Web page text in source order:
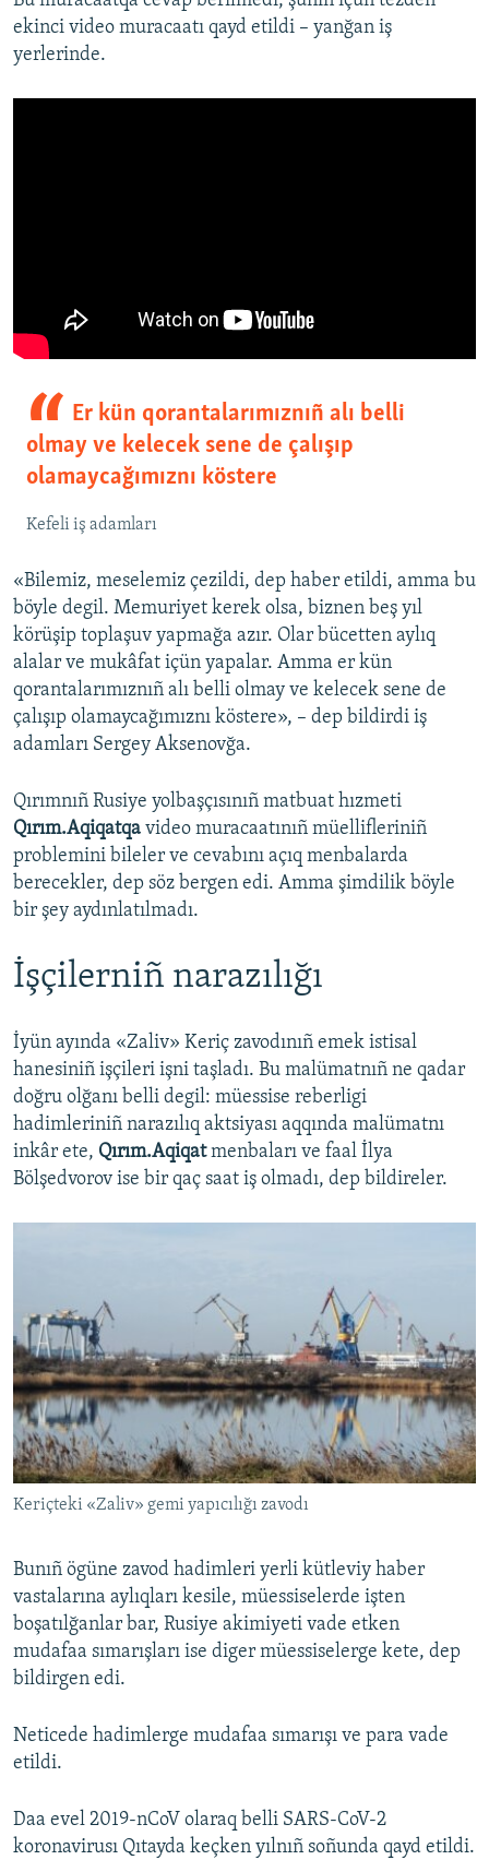
ekinci video muracaatı qayd etildi – yanğan iş
yerlerinde.
Er kün qorantalarımıznıñ alı belli
olmay ve kelecek sene de çalışıp
olamaycağımıznı köstere
Kefeli iş adamları
«Bilemiz, meselemiz çezildi, dep haber etildi, amma bu
böyle degil. Memuriyet kerek olsa, biznen beş yıl
körüşip toplaşuv yapmağa azır. Olar bücetten aylıq
alalar ve mukâfat içün yapalar. Amma er kün
qorantalarımıznıñ alı belli olmay ve kelecek sene de
çalışıp olamaycağımıznı köstere», – dep bildirdi iş
adamları Sergey Aksenovğa.
Qırımnıñ Rusiye yolbaşçısınıñ matbuat hızmeti
Qırım.Aqiqatqa video muracaatınıñ müellifleriniñ
problemini bileler ve cevabını açıq menbalarda
berecekler, dep söz bergen edi. Amma şimdilik böyle
bir şey aydınlatılmadı.
İşçilerniñ narazılığı
İyün ayında «Zaliv» Keriç zavodınıñ emek istisal
hanesiniñ işçileri işni taşladı. Bu malümatnıñ ne qadar
doğru olğanı belli degil: müessise reberligi
hadimleriniñ narazılıq aktsiyası aqqında malümatnı
inkâr ete, Qırım.Aqiqatmenbaları ve faal İlya
Bölşedvorov ise bir qaç saat iş olmadı, dep bildireler.
Keriçteki «Zaliv» gemi yapıcılığı zavodı
Bunıñ ögüne zavod hadimleri yerli kütleviy haber
vastalarına aylıqları kesile, müessiselerde işten
boşatılğanlar bar, Rusiye akimiyeti vade etken
mudafaa sımarışları ise diger müessiselerge kete, dep
bildirgen edi.
Neticede hadimlerge mudafaa sımarışı ve para vade
etildi.
Daa evel 2019-nCoV olaraq belli SARS-CoV-2
koronavirusı Qıtayda keçken yılnıñ soñunda qayd etildi.